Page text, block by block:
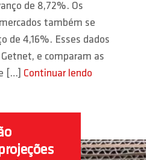
de 8,72%. Os
também se
de 4,16%. Esses dados
e comparam as
[…] Continuar lendo